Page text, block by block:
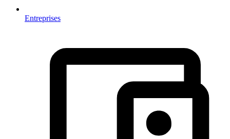
Entreprises